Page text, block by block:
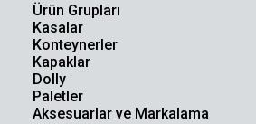
Ürün Grupları
Kasalar
Konteynerler
Kapaklar
Dolly
Paletler
Aksesuarlar ve Markalama